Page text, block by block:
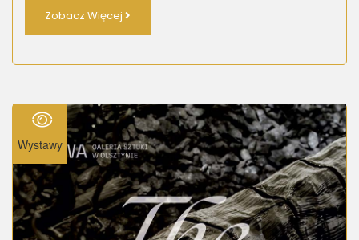
Zobacz Więcej
Wystawy